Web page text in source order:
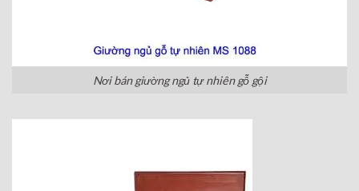
Nơi bán giường ngủ tự nhiên gỗ gội